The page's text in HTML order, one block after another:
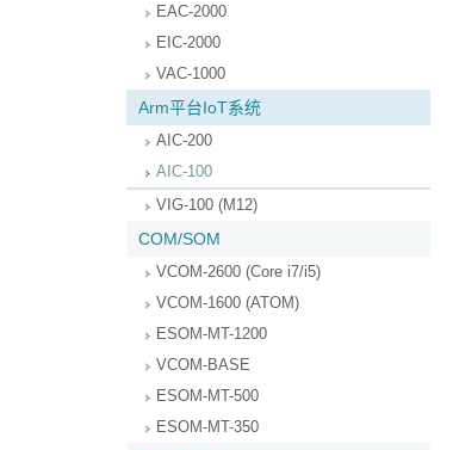
EAC-2000
EIC-2000
VAC-1000
Arm平台IoT系统
AIC-200
AIC-100
VIG-100 (M12)
COM/SOM
VCOM-2600 (Core i7/i5)
VCOM-1600 (ATOM)
ESOM-MT-1200
VCOM-BASE
ESOM-MT-500
ESOM-MT-350